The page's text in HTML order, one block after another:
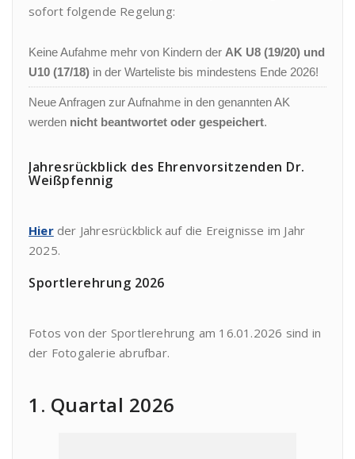
sofort folgende Regelung:
Keine Aufahme mehr von Kindern der AK U8 (19/20) und
U10 (17/18) in der Warteliste bis mindestens Ende 2026!
Neue Anfragen zur Aufnahme in den genannten AK
werden nicht beantwortet oder gespeichert.
Jahresrückblick des Ehrenvorsitzenden Dr.
Weißpfennig
Hierder Jahresrückblick auf die Ereignisse im Jahr
2025.
Sportlerehrung 2026
Fotos von der Sportlerehrung am 16.01.2026 sind in
der Fotogalerie abrufbar.
1. Quartal 2026